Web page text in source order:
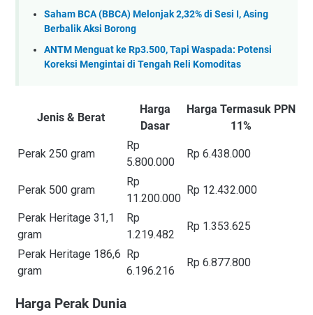
Saham BCA (BBCA) Melonjak 2,32% di Sesi I, Asing
Berbalik Aksi Borong
ANTM Menguat ke Rp3.500, Tapi Waspada: Potensi
Koreksi Mengintai di Tengah Reli Komoditas
Jenis & Berat
Harga
Dasar
Harga Termasuk PPN
11%
Perak 250 gram
Rp
5.800.000
Rp 6.438.000
Perak 500 gram
Rp
11.200.000
Rp 12.432.000
Perak Heritage 31,1
gram
Rp
1.219.482
Rp 1.353.625
Perak Heritage 186,6
gram
Rp
6.196.216
Rp 6.877.800
Harga Perak Dunia